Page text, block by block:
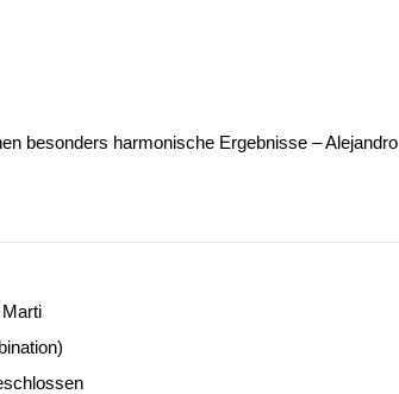
besonders harmonische Ergebnisse – Alejandro